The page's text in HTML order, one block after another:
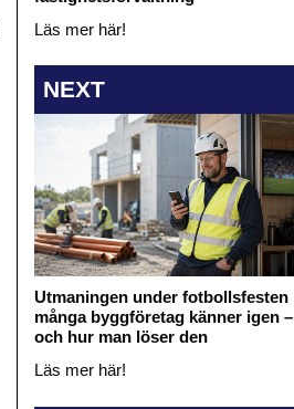
Läs mer här!
NEXT
Utmaningen under fotbollsfesten
många byggföretag känner igen –
och hur man löser den
Läs mer här!